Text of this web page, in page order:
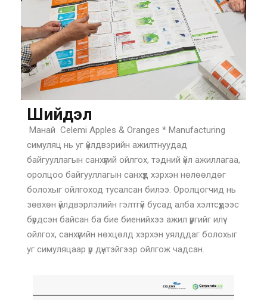
Шийдэл
Манай Celemi Apples & Oranges * Manufacturing
симуляц нь уг үйлдвэрийн ажилтнуудад
байгууллагын санхүүгий ойлгох, тэдний үйл ажиллагаа,
оролцоо байгууллагын санхүүд хэрхэн нөлөөлдөг
болохыг ойлгоход тусалсан билээ. Оролцогчид нь
зөвхөн үйлдвэрлэлийн гэлтгүй бусад алба хэлтсүүдээс
бүрдсэн байсан ба бие биенийхээ ажил үүргийг илүү
ойлгох, санхүүгийн нөхцөлд хэрхэн уялддаг болохыг
уг симуляцаар үр дүнтэйгээр ойлгож чадсан.